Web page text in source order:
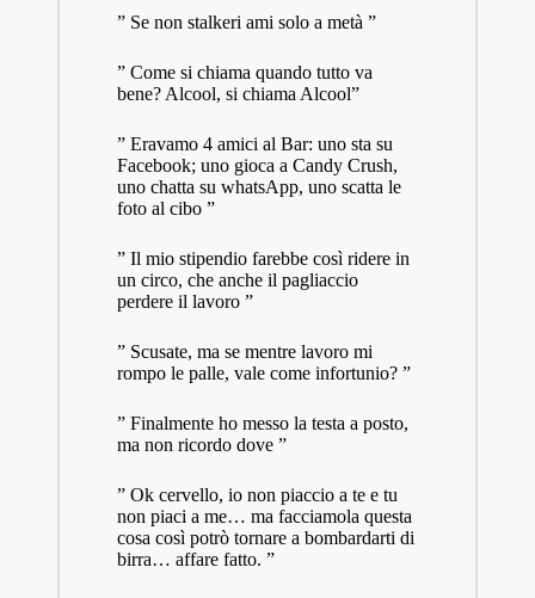
” Se non stalkeri ami solo a metà ”
” Come si chiama quando tutto va
bene? Alcool, si chiama Alcool”
” Eravamo 4 amici al Bar: uno sta su
Facebook; uno gioca a Candy Crush,
uno chatta su whatsApp, uno scatta le
foto al cibo ”
” Il mio stipendio farebbe così ridere in
un circo, che anche il pagliaccio
perdere il lavoro ”
” Scusate, ma se mentre lavoro mi
rompo le palle, vale come infortunio? ”
” Finalmente ho messo la testa a posto,
ma non ricordo dove ”
” Ok cervello, io non piaccio a te e tu
non piaci a me… ma facciamola questa
cosa così potrò tornare a bombardarti di
birra… affare fatto. ”